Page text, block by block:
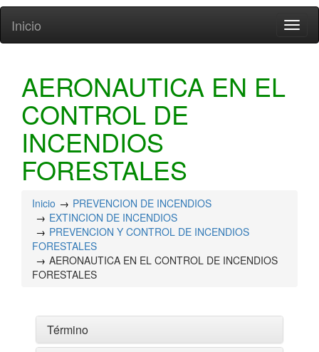
Inicio
AERONAUTICA EN EL
CONTROL DE
INCENDIOS
FORESTALES
Inicio
PREVENCION DE INCENDIOS
EXTINCION DE INCENDIOS
PREVENCION Y CONTROL DE INCENDIOS
FORESTALES
AERONAUTICA EN EL CONTROL DE INCENDIOS
FORESTALES
Término